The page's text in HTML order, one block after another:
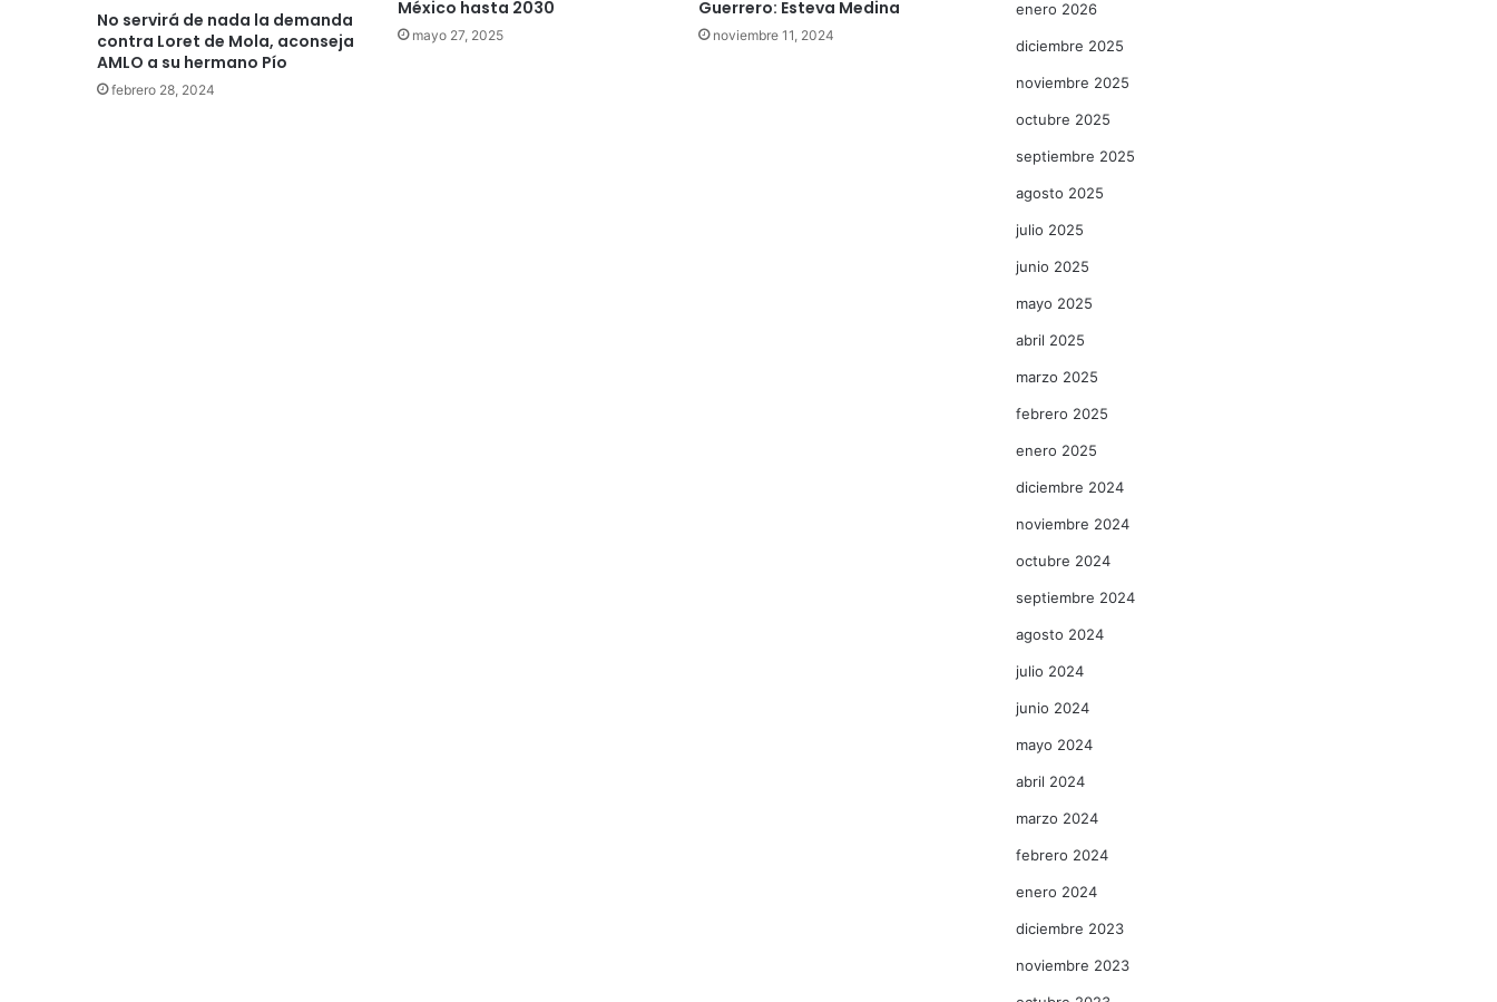
No servirá de nada la demanda
contra Loret de Mola, aconseja
AMLO a su hermano Pío
febrero 28, 2024
México hasta 2030
mayo 27, 2025
Guerrero: Esteva Medina
noviembre 11, 2024
enero 2026
diciembre 2025
noviembre 2025
octubre 2025
septiembre 2025
agosto 2025
julio 2025
junio 2025
mayo 2025
abril 2025
marzo 2025
febrero 2025
enero 2025
diciembre 2024
noviembre 2024
octubre 2024
septiembre 2024
agosto 2024
julio 2024
junio 2024
mayo 2024
abril 2024
marzo 2024
febrero 2024
enero 2024
diciembre 2023
noviembre 2023